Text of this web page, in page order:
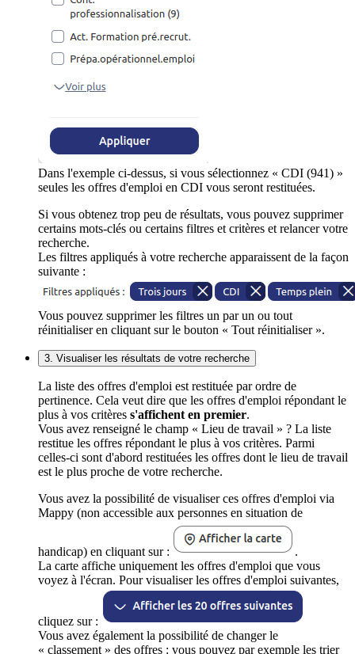
Dans l'exemple ci-dessus, si vous sélectionnez « CDI (941) »
seules les offres d'emploi en CDI vous seront restituées.
Si vous obtenez trop peu de résultats, vous pouvez supprimer
certains mots-clés ou certains filtres et critères et relancer votre
recherche.
Les filtres appliqués à votre recherche apparaissent de la façon
suivante :
Vous pouvez supprimer les filtres un par un ou tout
réinitialiser en cliquant sur le bouton « Tout réinitialiser ».
3. Visualiser les résultats de votre recherche
La liste des offres d'emploi est restituée par ordre de
pertinence. Cela veut dire que les offres d'emploi répondant le
plus à vos critères s'affichent en premier.
Vous avez renseigné le champ « Lieu de travail » ? La liste
restitue les offres répondant le plus à vos critères. Parmi
celles-ci sont d'abord restituées les offres dont le lieu de travail
est le plus proche de votre recherche.
Vous avez la possibilité de visualiser ces offres d'emploi via
Mappy (non accessible aux personnes en situation de
handicap) en cliquant sur :
.
La carte affiche uniquement les offres d'emploi que vous
voyez à l'écran. Pour visualiser les offres d'emploi suivantes,
cliquez sur :
Vous avez également la possibilité de changer le
« classement » des offres : vous pouvez par exemple les trier